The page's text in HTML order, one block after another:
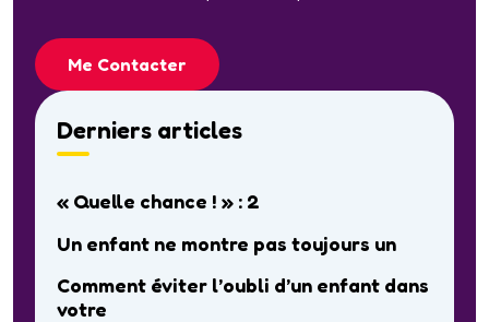
Me Contacter
Derniers articles
« Quelle chance ! » : 2
Un enfant ne montre pas toujours un
Comment éviter l’oubli d’un enfant dans
votre